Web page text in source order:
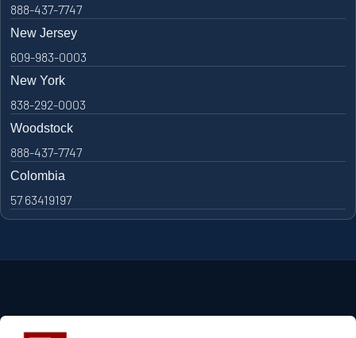
888-437-7747
New Jersey
609-983-0003
New York
838-292-0003
Woodstock
888-437-7747
Colombia
57 63419197